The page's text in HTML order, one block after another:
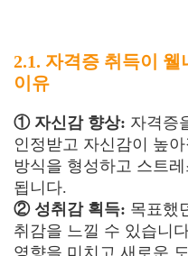
2.1. 자격증 취득이
이유
① 자신감 향상: 자격증
인정받고 자신감이 높
방식을 형성하고 스트
됩니다.
② 성취감 획득: 목표했
취감을 느낄 수 있습니
영향을 미치고 새로운